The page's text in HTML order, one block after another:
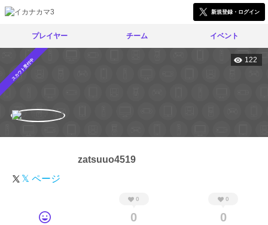
新規登録・ログイン
プレイヤー チーム イベント
スカウト受付中 122
zatsuuo4519
𝕏 ページ
0
0
0
0